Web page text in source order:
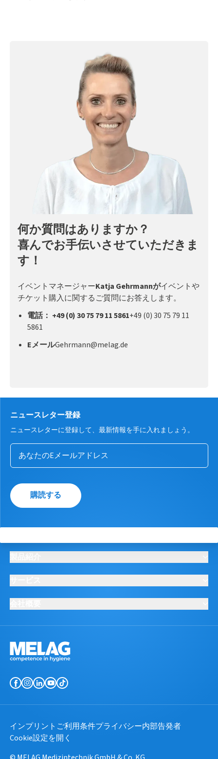
何か質問はありますか？
喜んでお手伝いさせていただきま
す！
イベントマネージャーKatja Gehrmannがイベントや
チケット購入に関するご質問にお答えします。
電話： +49 (0) 30 75 79 11 5861+49 (0) 30 75 79 11
5861
EメールGehrmann@melag.de
ニュースレター登録
ニュースレターに登録して、最新情報を手に入れましょう。
購読する
インプリント ご利用条件プライバシー内部告発者
Cookie設定を開く